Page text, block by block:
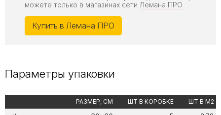
можете только в магазинах сети Лемана ПРО
Купить в Лемана ПРО
Параметры упаковки
РАЗМЕР, СМ ШТ В КОРОБКЕ ШТ В М2